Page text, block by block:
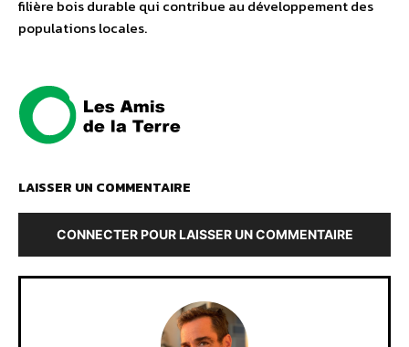
filière bois durable qui contribue au développement des
populations locales.
LAISSER UN COMMENTAIRE
CONNECTER POUR LAISSER UN COMMENTAIRE